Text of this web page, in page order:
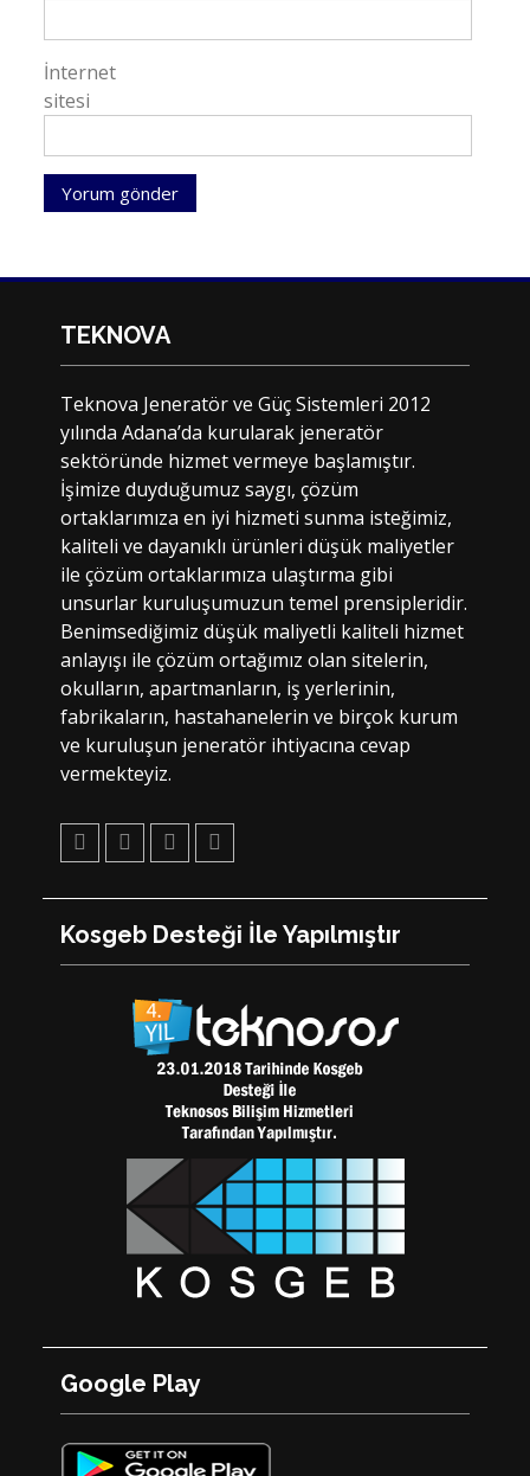
İnternet
sitesi
TEKNOVA
Teknova Jeneratör ve Güç Sistemleri 2012
yılında Adana’da kurularak jeneratör
sektöründe hizmet vermeye başlamıştır.
İşimize duyduğumuz saygı, çözüm
ortaklarımıza en iyi hizmeti sunma isteğimiz,
kaliteli ve dayanıklı ürünleri düşük maliyetler
ile çözüm ortaklarımıza ulaştırma gibi
unsurlar kuruluşumuzun temel prensipleridir.
Benimsediğimiz düşük maliyetli kaliteli hizmet
anlayışı ile çözüm ortağımız olan sitelerin,
okulların, apartmanların, iş yerlerinin,
fabrikaların, hastahanelerin ve birçok kurum
ve kuruluşun jeneratör ihtiyacına cevap
vermekteyiz.
Kosgeb Desteği İle Yapılmıştır
Google Play